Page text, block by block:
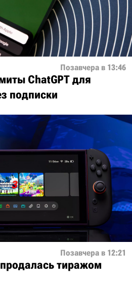
Позавчера в 13:46
ChatGPT для
подписки
Позавчера в 12:21
тиражом